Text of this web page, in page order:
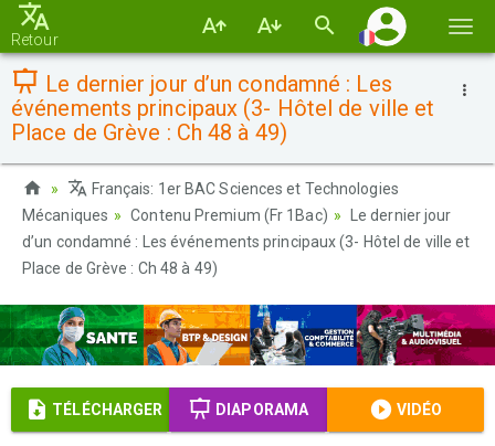
la
Retour
Le dernier jour d’un condamné : Les
événements principaux (3- Hôtel de ville et
Place de Grève : Ch 48 à 49)
Français: 1er BAC Sciences et Technologies
Mécaniques
Contenu Premium (Fr 1Bac)
Le dernier jour
d’un condamné : Les événements principaux (3- Hôtel de ville et
Place de Grève : Ch 48 à 49)
TÉLÉCHARGER DIAPORAMA VIDÉO